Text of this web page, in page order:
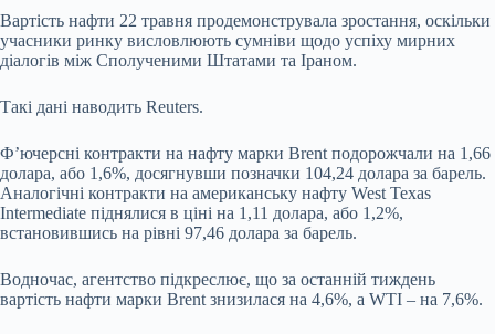
Вартість нафти 22 травня продемонструвала зростання, оскільки
учасники ринку висловлюють сумніви щодо успіху мирних
діалогів між Сполученими Штатами та Іраном.
Такі дані наводить Reuters.
Ф’ючерсні контракти на нафту марки Brent подорожчали на 1,66
долара, або 1,6%, досягнувши позначки 104,24 долара за барель.
Аналогічні контракти на американську нафту West Texas
Intermediate піднялися в ціні на 1,11 долара, або 1,2%,
встановившись на рівні 97,46 долара за барель.
Водночас, агентство підкреслює, що за останній тиждень
вартість нафти марки Brent знизилася на 4,6%, а WTI – на 7,6%.